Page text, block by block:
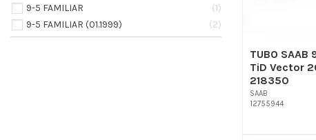
TUBO SAAB
TiD Vector
218350
SAAB
12755944
9-5 FAMILIAR
1
9-5 FAMILIAR (01.1999)
2